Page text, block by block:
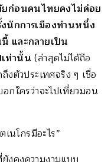
ยก่อนคนไทยคงไม่ค่อย
นักการเมืองท่านหนึ่ง
และกลายเป็น
ท่านั้น (ล่าสุดไม่ได้ถือ
ตัวประเทศจริง ๆ เชื่อ
กใครว่าจะไปเที่ยวมอน
นโกรมีอะไร”